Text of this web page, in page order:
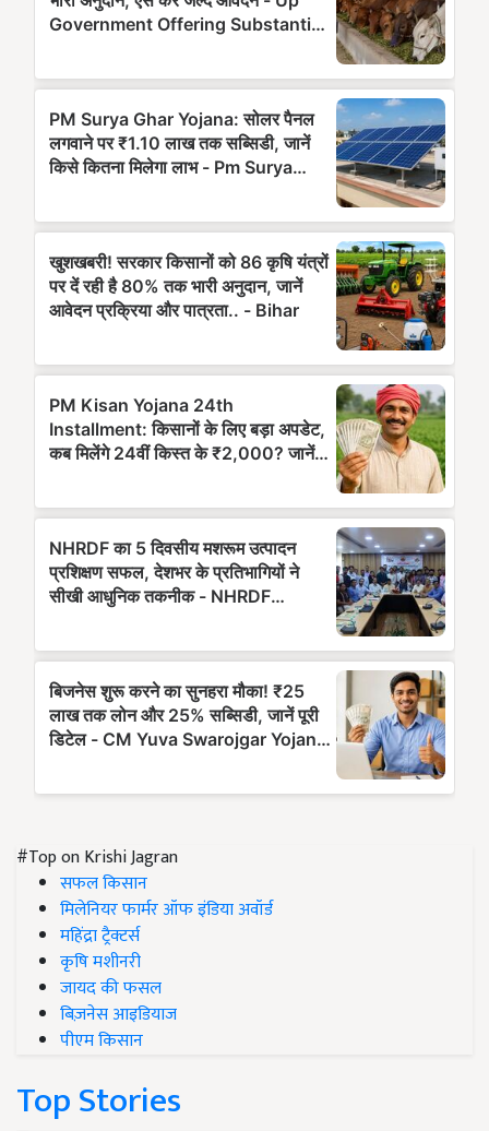
#Top on Krishi Jagran
सफल किसान
मिलेनियर फार्मर ऑफ इंडिया अवॉर्ड
महिंद्रा ट्रैक्टर्स
कृषि मशीनरी
जायद की फसल
बिज़नेस आइडियाज
पीएम किसान
Top Stories